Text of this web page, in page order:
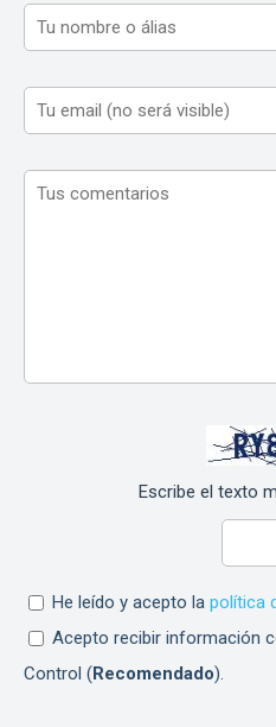
Escribe el texto
He leído y acepto la política
Acepto recibir información
Control (Recomendado).